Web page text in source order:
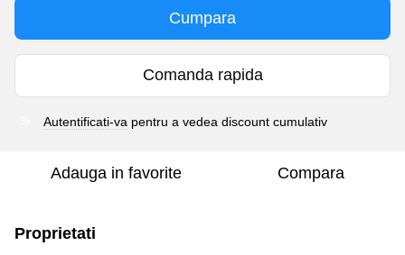
Cumpara
Comanda rapida
Autentificati-va pentru a vedea discount cumulativ
Adauga in favorite Compara
Proprietati